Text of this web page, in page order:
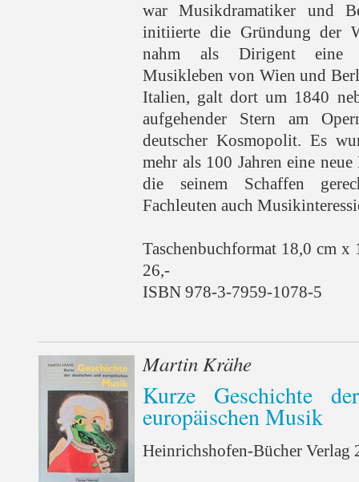
war Musikdramatiker und
initiierte die Gründung der
nahm als Dirigent eine
Musikleben von Wien und
Italien, galt dort um 1840
aufgehender Stern am
deutscher Kosmopolit. Es
mehr als 100 Jahren eine
die seinem Schaffen
Fachleuten auch
Taschenbuchformat 18,0 cm
26,-
ISBN 978-3-7959-1078-5
Martin Krähe
Kurze Geschichte
europäischen Musik
Heinrichshofen-Bücher Verlag